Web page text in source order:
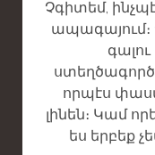
Չգիտեմ,
ապագայում։
գալու
որպէս
լինեն։ Կամ
ես երբեք